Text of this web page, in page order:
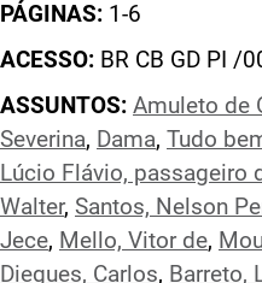
PÁGINAS: 1-6
ACESSO: BR CB GD PI /
ASSUNTOS: Amuleto de
Severina, Dama, Tudo
Lúcio Flávio, passageiro
Walter, Santos, Nelson
Jece, Mello, Vitor de,
Diegues, Carlos, Barreto,